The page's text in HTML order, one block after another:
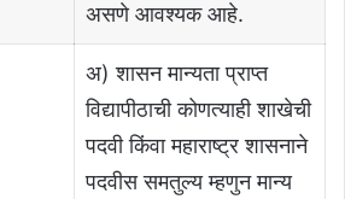
असणे आवश्यक आहे.
अ) शासन मान्यता प्राप्त
विद्यापीठाची कोणत्याही शाखेची
पदवी किंवा महाराष्ट्र शासनाने
पदवीस समतुल्य म्हणुन मान्य